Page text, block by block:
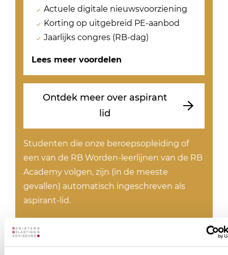
Actuele digitale nieuwsvoorziening
Korting op uitgebreid PE-aanbod
Jaarlijks congres (RB-dag)
Lees meer voordelen
Ontdek meer over aspirant
lid
Studenten die onze beroepsopleiding of
een van de RB Worden-leerlijnen van de RB
Academy volgen, zijn (in de meeste
gevallen) automatisch ingeschreven als
aspirant-lid.
Buitengewoon